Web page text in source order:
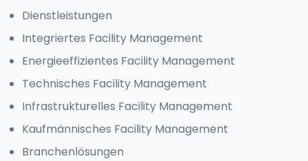
Dienstleistungen
Integriertes Facility Management
Energieeffizientes Facility Management
Technisches Facility Management
Infrastrukturelles Facility Management
Kaufmännisches Facility Management
Branchenlösungen